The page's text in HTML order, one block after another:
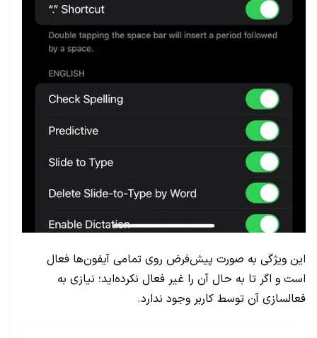
این ویژگی به صورت پیش‌فرض روی تمامی آیفون‌ها فعال
است و اگر تا به حال آن را غیر فعال نکرده‌اید؛ نیازی به
فعالسازی آن توسط کاربر وجود ندارد.